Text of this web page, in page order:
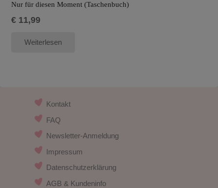
Nur für diesen Moment (Taschenbuch)
€11,99
Weiterlesen
Kontakt
FAQ
Newsletter-Anmeldung
Impressum
Datenschutzerklärung
AGB & Kundeninfo